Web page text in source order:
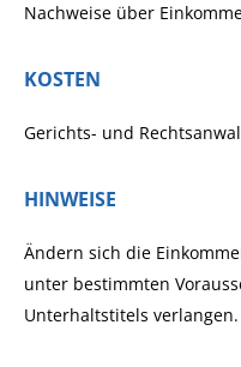
Nachweise über
KOSTEN
Gerichts- und
HINWEISE
Ändern sich die
unter bestimmten
Unterhaltstitels verlangen.